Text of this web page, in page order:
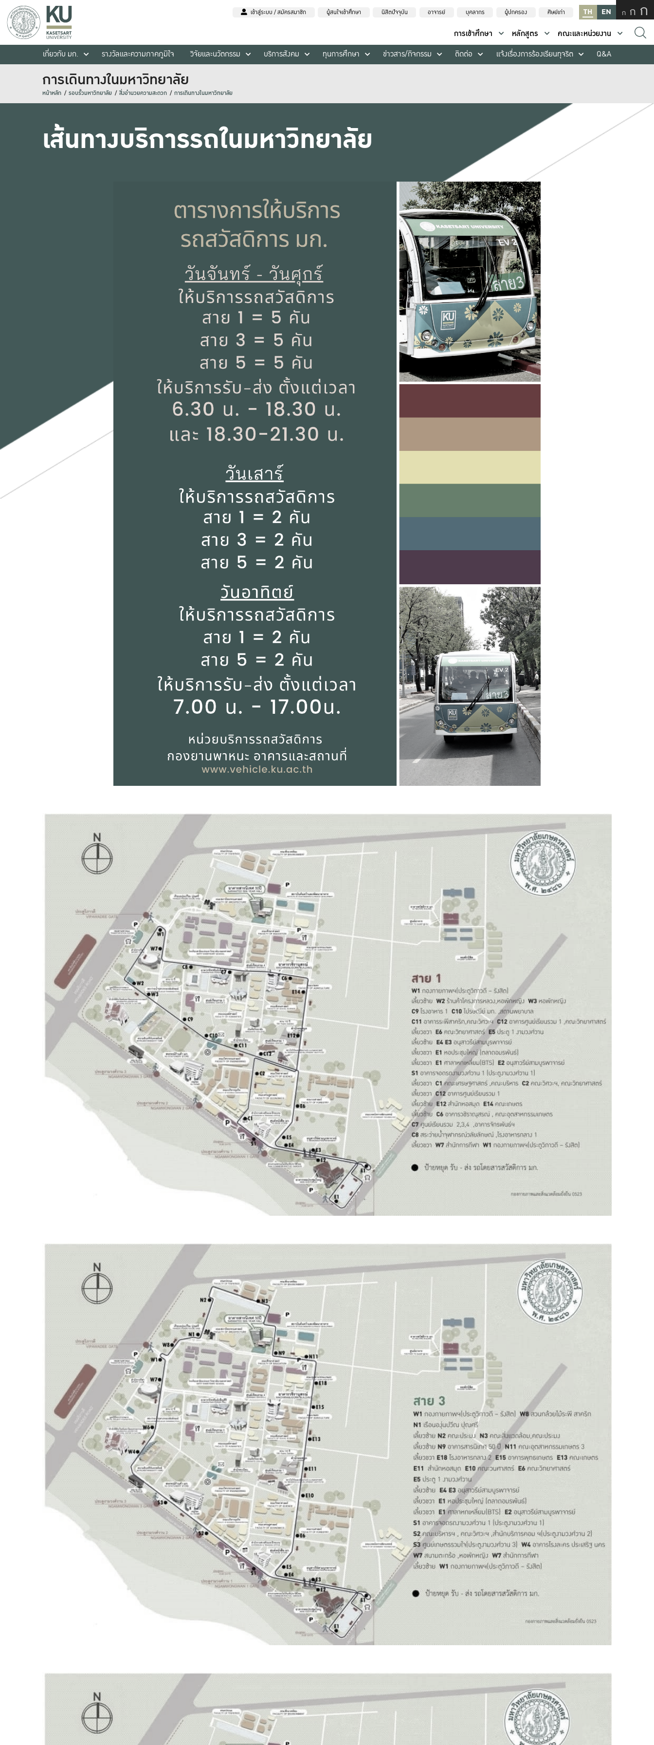
เข้าสู่ระบบ / สมัครสมาชิก ผู้สนใจเข้าศึกษา นิสิตปัจจุบัน อาจารย์ บุคลากร ผู้ปกครอง ศิษย์เก่า TH EN ก ก ก
การเข้าศึกษา หลักสูตร
คณะและหน่วยงาน
เกี่ยวกับ มก.
รางวัลและความภาคภูมิใจ วิจัยและนวัตกรรม บริการสังคม ทุนการศึกษา ข่าวสาร/กิจกรรม ติดต่อ แจ้งเรื่องการร้องเรียนทุจริต Q&A
การเดินทางในมหาวิทยาลัย
หน้าหลัก รอบรั้วมหาวิทยาลัย สิ่งอำนวยความสะดวก การเดินทางในมหาวิทยาลัย
เส้นทางบริการรถในมหาวิทยาลัย